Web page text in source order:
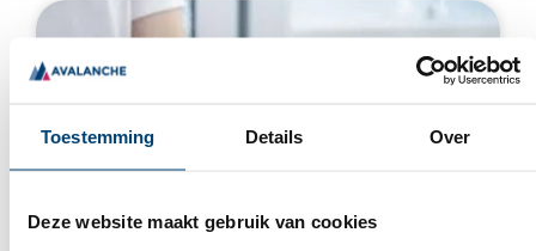
Toestemming Details Over
Deze website maakt gebruik van cookies